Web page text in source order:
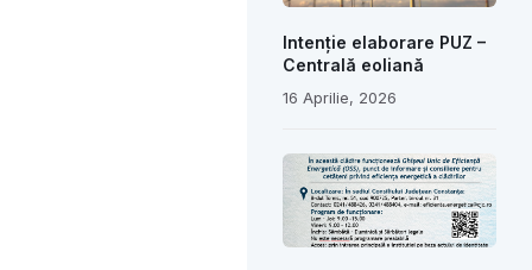
Intenție elaborare PUZ –
Centrală eoliană
16 Aprilie, 2026